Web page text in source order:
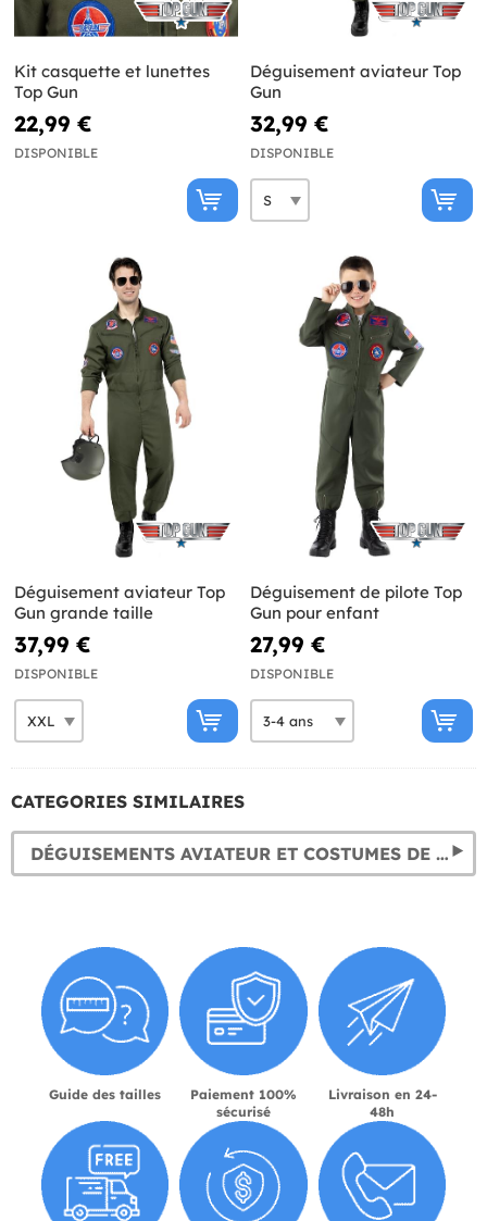
Kit casquette et lunettes
Top Gun
22,99 €
DISPONIBLE
Déguisement aviateur Top
Gun
32,99 €
DISPONIBLE
Déguisement aviateur Top
Gun grande taille
37,99 €
DISPONIBLE
Déguisement de pilote Top
Gun pour enfant
27,99 €
DISPONIBLE
CATEGORIES SIMILAIRES
DÉGUISEMENTS AVIATEUR ET COSTUMES DE PILOTE
Guide des tailles
Paiement 100%
sécurisé
Livraison en 24-
48h